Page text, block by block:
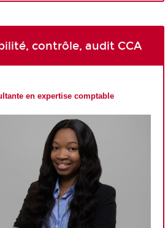
contrôle, audit CCA
en expertise comptable